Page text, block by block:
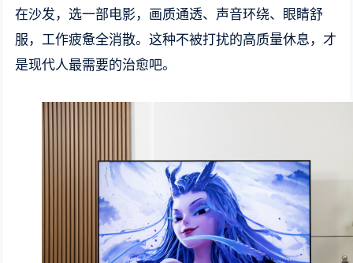
在沙发，选一部电影，画质通透、声音环绕、眼睛舒
服，工作疲惫全消散。这种不被打扰的高质量休息，才
是现代人最需要的治愈吧。